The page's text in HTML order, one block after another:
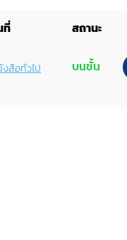
ที่ สถานะ
สือทั่วไป บนชั้น